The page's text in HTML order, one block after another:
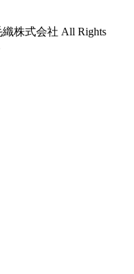
織株式会社 All Rights